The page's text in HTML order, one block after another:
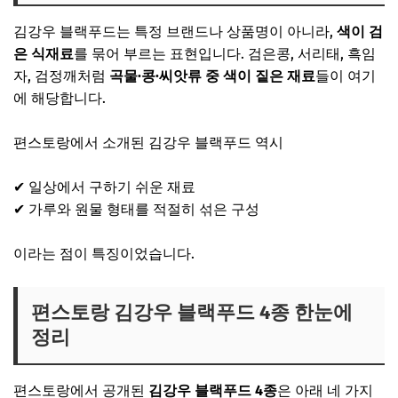
김강우 블랙푸드는 특정 브랜드나 상품명이 아니라, 색이 검
은 식재료를 묶어 부르는 표현입니다. 검은콩, 서리태, 흑임
자, 검정깨처럼 곡물·콩·씨앗류 중 색이 짙은 재료들이 여기
에 해당합니다.
편스토랑에서 소개된 김강우 블랙푸드 역시
✔ 일상에서 구하기 쉬운 재료
✔ 가루와 원물 형태를 적절히 섞은 구성
이라는 점이 특징이었습니다.
편스토랑 김강우 블랙푸드 4종 한눈에
정리
편스토랑에서 공개된 김강우 블랙푸드 4종은 아래 네 가지